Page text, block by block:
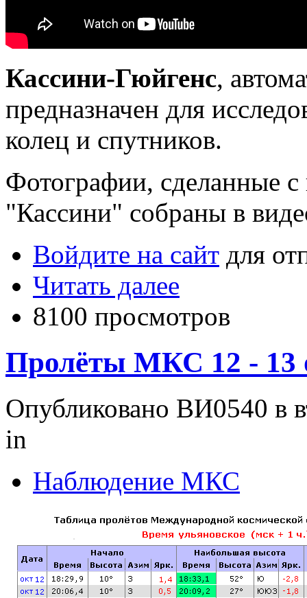
Кассини-Гюйгенс,
предназначен для
колец и спутников.
Фотографии, сделанные с
"Кассини" собраны в
Войдите на сайт для
Читать далее
8100 просмотров
Пролёты МКС 12 - 13
Опубликовано ВИ0540 в
in
Наблюдение МКС